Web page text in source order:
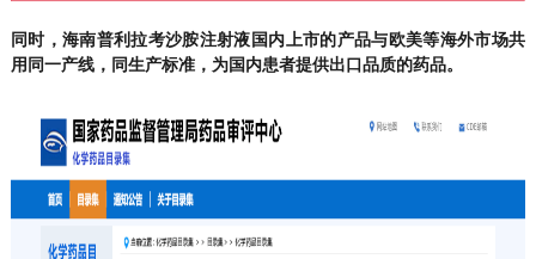
同时，海南普利拉考沙胺注射液国内上市的产品与欧美等海外市场共
用同一产线，同生产标准，为国内患者提供出口品质的药品。